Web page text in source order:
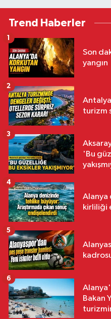
Trend Haberler
Son
yangın
1
turizm
2
'Bu
3
Alanya
kirliliği
4
5
Bakan
6